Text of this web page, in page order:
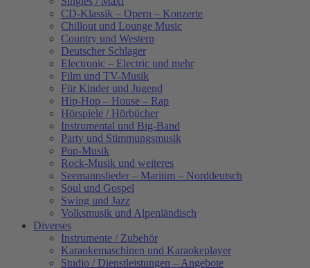
CD-Klassik – Opern – Konzerte
Chillout und Lounge Music
Country und Western
Deutscher Schlager
Electronic – Electric und mehr
Film und TV-Musik
Für Kinder und Jugend
Hip-Hop – House – Rap
Hörspiele / Hörbücher
Instrumental und Big-Band
Party und Stimmungsmusik
Pop-Musik
Rock-Musik und weiteres
Seemannslieder – Maritim – Norddeutsch
Soul und Gospel
Swing und Jazz
Volksmusik und Alpenländisch
Diverses
Instrumente / Zubehör
Karaokemaschinen und Karaokeplayer
Studio / Dienstleistungen – Angebote